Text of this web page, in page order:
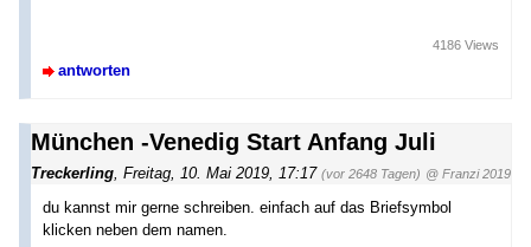
antworten
4186 Views
München -Venedig Start Anfang Juli
Treckerling, Freitag, 10. Mai 2019, 17:17 (vor 2648 Tagen) @ Franzi 2019
du kannst mir gerne schreiben. einfach auf das Briefsymbol
klicken neben dem namen.